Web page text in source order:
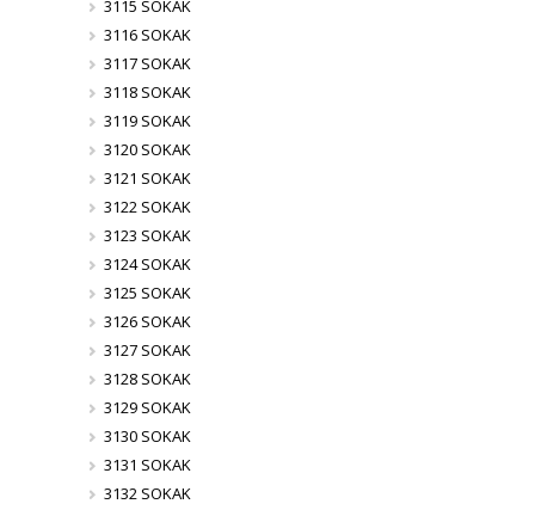
3115 SOKAK
3116 SOKAK
3117 SOKAK
3118 SOKAK
3119 SOKAK
3120 SOKAK
3121 SOKAK
3122 SOKAK
3123 SOKAK
3124 SOKAK
3125 SOKAK
3126 SOKAK
3127 SOKAK
3128 SOKAK
3129 SOKAK
3130 SOKAK
3131 SOKAK
3132 SOKAK